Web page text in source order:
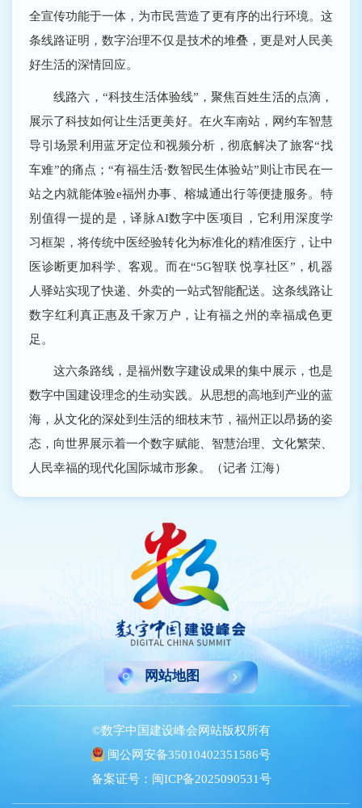
全宣传功能于一体，为市民营造了更有序的出行环境。这
条线路证明，数字治理不仅是技术的堆叠，更是对人民美
好生活的深情回应。
线路六，“科技生活体验线”，聚焦百姓生活的点滴，
展示了科技如何让生活更美好。在火车南站，网约车智慧
导引场景利用蓝牙定位和视频分析，彻底解决了旅客“找
车难”的痛点；“有福生活·数智民生体验站”则让市民在一
站之内就能体验e福州办事、榕城通出行等便捷服务。特
别值得一提的是，译脉AI数字中医项目，它利用深度学
习框架，将传统中医经验转化为标准化的精准医疗，让中
医诊断更加科学、客观。而在“5G智联 悦享社区”，机器
人驿站实现了快递、外卖的一站式智能配送。这条线路让
数字红利真正惠及千家万户，让有福之州的幸福成色更
足。
这六条路线，是福州数字建设成果的集中展示，也是
数字中国建设理念的生动实践。从思想的高地到产业的蓝
海，从文化的深处到生活的细枝末节，福州正以昂扬的姿
态，向世界展示着一个数字赋能、智慧治理、文化繁荣、
人民幸福的现代化国际城市形象。（记者 江海）
网站地图
©数字中国建设峰会网站版权所有
闽公网安备35010402351586号
备案证号：闽ICP备2025090531号